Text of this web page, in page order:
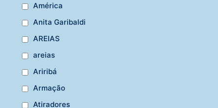
América
Anita Garibaldi
AREIAS
areias
Ariribá
Armação
Atiradores